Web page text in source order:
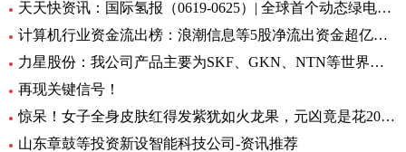
天天快资讯：国际氢报（0619-0625）| 全球首个动态绿电制氨工厂初具规模；MTU开发液氢航空燃料电池技术；道达尔致力于绿氢炼油……
计算机行业资金流出榜：浪潮信息等5股净流出资金超亿元_世界热文
力星股份：我公司产品主要为SKF、GKN、NTN等世界著名的轴承公司配套 全球热点评
再现关键信号！
惊呆！女子全身皮肤红得发紫犹如火龙果，元凶竟是花20块钱买的……_每日观点
山东章鼓等投资新设智能科技公司-资讯推荐